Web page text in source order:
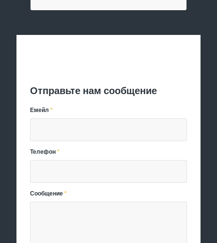
Отправьте нам сообщение
Емейл*
Телефон*
Сообщение*